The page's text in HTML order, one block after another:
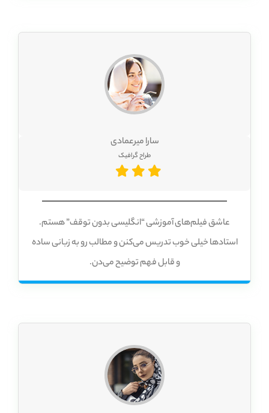
سارا میرعمادی
طراح گرافیک
عاشق فیلم‌های آموزشی “انگلیسی بدون توقف” هستم.
استادها خیلی خوب تدریس می‌کنن و مطالب رو به زبانی ساده
و قابل فهم توضیح می‌دن.